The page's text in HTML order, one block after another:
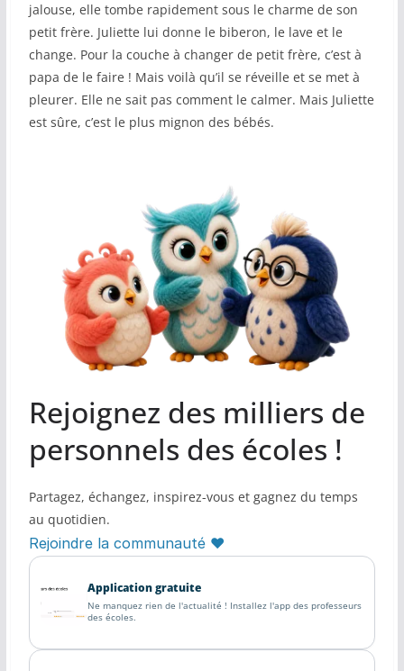
Petites annonces
AUTRE
Boutique
Humour
jalouse, elle tombe rapidement sous le charme de son
petit frère. Juliette lui donne le biberon, le lave et le
change. Pour la couche à changer de petit frère, c’est à
papa de le faire ! Mais voilà qu’il se réveille et se met à
pleurer. Elle ne sait pas comment le calmer. Mais Juliette
est sûre, c’est le plus mignon des bébés.
Rejoignez des milliers de
personnels des écoles !
Partagez, échangez, inspirez-vous et gagnez du temps
au quotidien.
Rejoindre la communauté ♥
Application gratuite
Ne manquez rien de l'actualité ! Installez l'app des professeurs
des écoles.